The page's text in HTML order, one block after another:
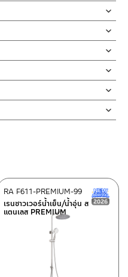
ยาว ใช้กับเครื่องทำน้ำอุ่นหรือ
มาพร้อมฝักบัวก้านแข็ง/ฝักบัว
. และฝักบัวมือแบบถือ 3 ระบบ
มือและฝักบัวด้านบนให้ทำงาน
รนชาวเวอร์ออกแบบสไตล์
ปลี่ยนทิศทางน้ำ ไม่รั่วซึม 10 ปี
าว ใช้กับเครื่องทำน้ำอุ่นหรือน้ำ
304 MATT BLACK หรือชุบสี
และไม่ขึ้นสนิม ไม่เป็นรอยคราบ
ปุ่มยางกำจัดตะกรันที่อุดตัน
ยฝน และยังสามารถใช้ฝักบัว
เป็นการยืนยันความคงทนของ
10 ปีเต็ม
ย เศษท่อ ออกจากท่อน้ำก่อนติด
นาน 1 นาที เพื่อให้แรงน้ำพัด
นั้นสิ่งสกปรกจะเข้าไปภายใน
จพบเศษละอองต่างๆในสินค้า
นอกจากการใช้งานปกติ เช่นไม่
ๆชุบน้ำหมาดๆแล้วเช็ดให้แห้ง
ทำความสะอาด เนื่องจากผิว
เกิดขึ้นกับผิวของสินค้าได้
ปี
งพาง เขตยานนาวา กรุงเทพฯ
นี่<<
นี่<<
Staff
เรนชาวเวอร์น้ำเย็น/น้ำอุ่น ส
แตนเลส PREMIUM
RA F611-PREMIUM-99